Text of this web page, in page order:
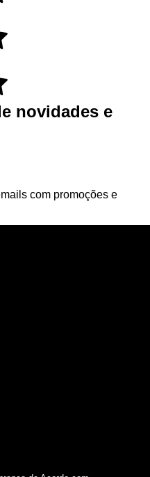
novidades e
com promoções e